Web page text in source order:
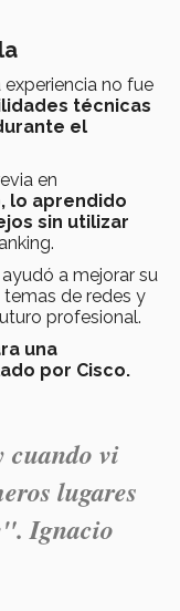
no fue
técnicas
el
en
lo aprendido
sin utilizar
a mejorar su
de redes y
profesional.
una
por Cisco.
cuando vi
lugares
Ignacio